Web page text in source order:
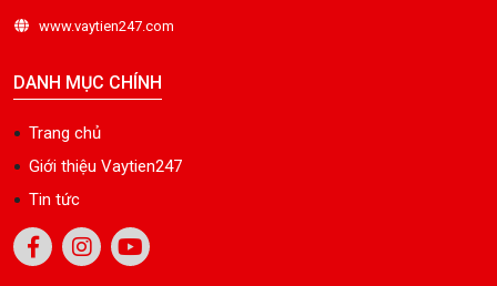
www.vaytien247.com
DANH MỤC CHÍNH
Trang chủ
Giới thiệu Vaytien247
Tin tức